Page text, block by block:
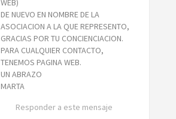
WEB)
DE NUEVO EN NOMBRE DE LA
ASOCIACION A LA QUE REPRESENTO,
GRACIAS POR TU CONCIENCIACION.
PARA CUALQUIER CONTACTO,
TENEMOS PAGINA WEB.
UN ABRAZO
MARTA
Responder a este mensaje